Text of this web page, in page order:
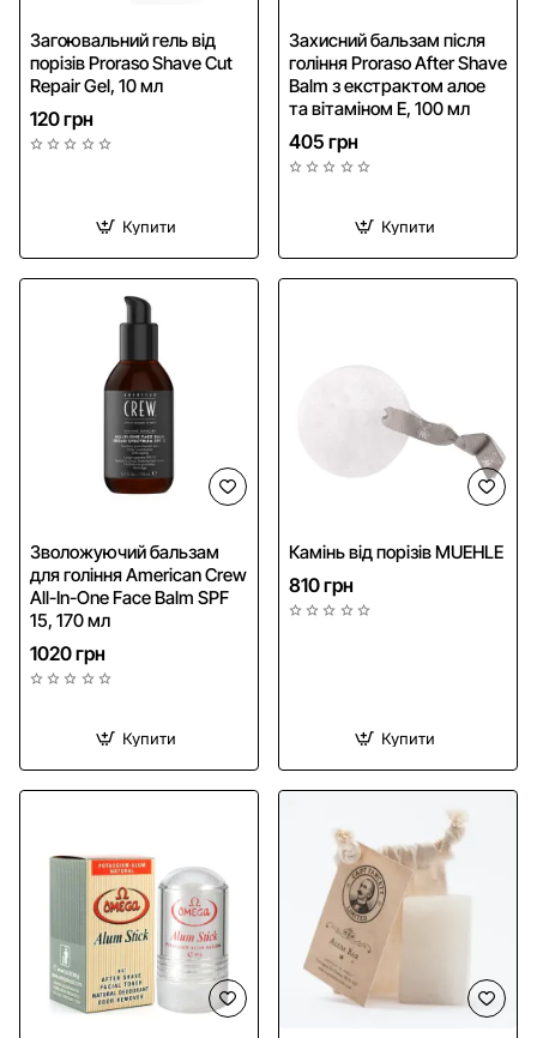
Загоювальний гель від
порізів Proraso Shave Cut
Repair Gel, 10 мл
120 грн
Купити
Захисний бальзам після
гоління Proraso After Shave
Balm з екстрактом алое
та вітаміном Е, 100 мл
405 грн
Купити
Зволожуючий бальзам
для гоління American Crew
All-In-One Face Balm SPF
15, 170 мл
1020 грн
Купити
Камінь від порізів MUEHLE
810 грн
Купити